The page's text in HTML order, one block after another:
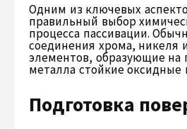
Одним из ключевых
правильный выбор
процесса пассивации.
соединения хрома, никеля
элементов, образующие на
металла стойкие оксидные
Подготовка